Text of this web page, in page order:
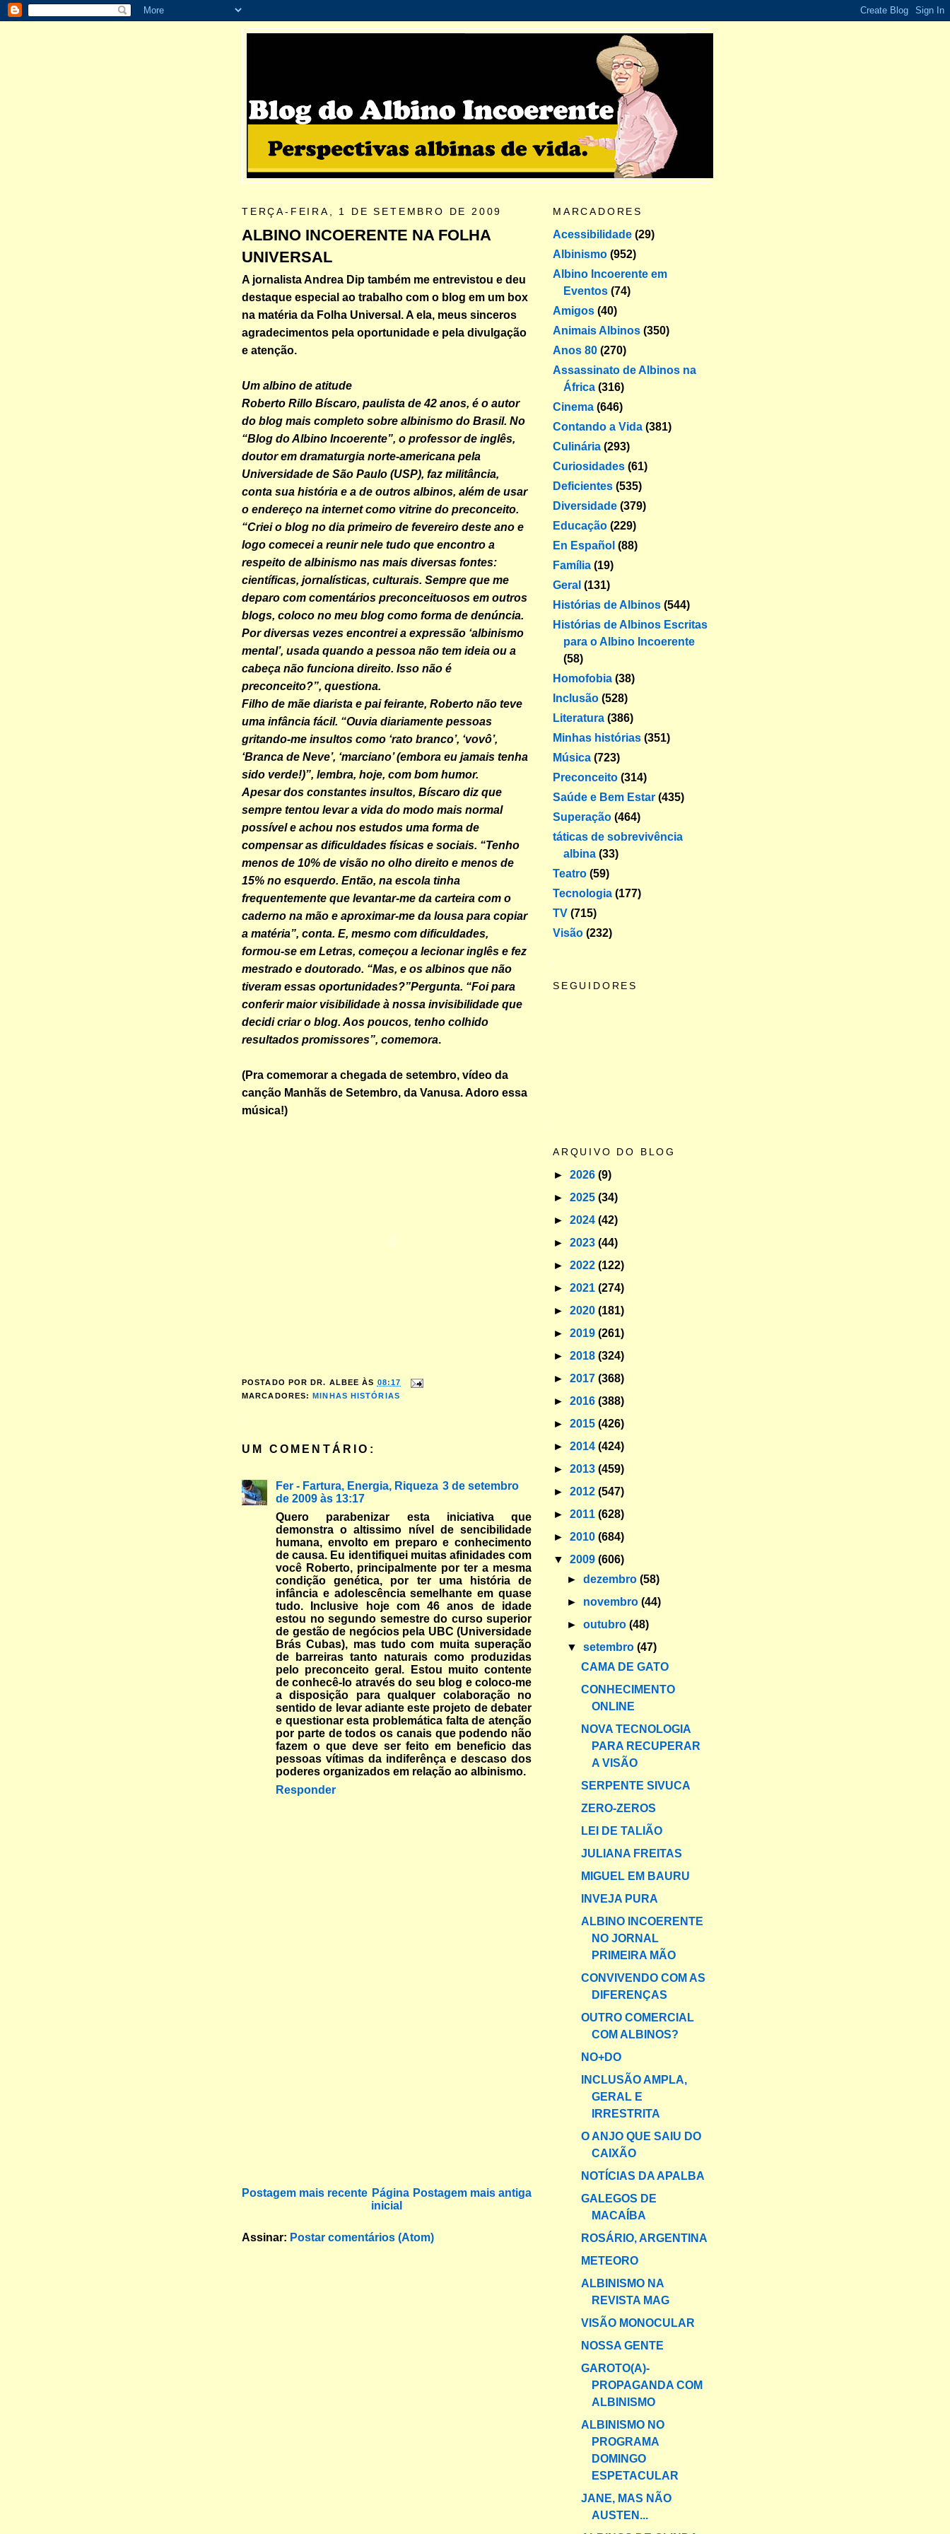
TERÇA-FEIRA, 1 DE SETEMBRO DE 2009
ALBINO INCOERENTE NA FOLHA
UNIVERSAL
A jornalista Andrea Dip também me entrevistou e deu
destaque especial ao trabalho com o blog em um box
na matéria da Folha Universal.A ela, meus sinceros
agradecimentos pela oportunidade e pela divulgação
e atenção.
Um albino de atitude
Roberto Rillo Bíscaro, paulista de 42 anos, é o autor
do blog mais completo sobre albinismo do Brasil. No
“Blog do Albino Incoerente”, o professor de inglês,
doutor em dramaturgia norte-americana pela
Universidade de São Paulo (USP), faz militância,
conta sua história e a de outros albinos, além de usar
o endereço na internet como vitrine do preconceito.
“Criei o blog no dia primeiro de fevereiro deste ano e
logo comecei a reunir nele tudo que encontro a
respeito de albinismo nas mais diversas fontes:
científicas, jornalísticas, culturais. Sempre que me
deparo com comentários preconceituosos em outros
blogs, coloco no meu blog como forma de denúncia.
Por diversas vezes encontrei a expressão ‘albinismo
mental’, usada quando a pessoa não tem ideia ou a
cabeça não funciona direito. Isso não é
preconceito?”, questiona.
Filho de mãe diarista e pai feirante, Roberto não teve
uma infância fácil. “Ouvia diariamente pessoas
gritando-me insultos como ‘rato branco’, ‘vovô’,
‘Branca de Neve’, ‘marciano’ (embora eu jamais tenha
sido verde!)”, lembra, hoje, com bom humor.
Apesar dos constantes insultos, Bíscaro diz que
sempre tentou levar a vida do modo mais normal
possível e achou nos estudos uma forma de
compensar as dificuldades físicas e sociais. “Tenho
menos de 10% de visão no olho direito e menos de
15% no esquerdo. Então, na escola tinha
frequentemente que levantar-me da carteira com o
caderno na mão e aproximar-me da lousa para copiar
a matéria”, conta. E, mesmo com dificuldades,
formou-se em Letras, começou a lecionar inglês e fez
mestrado e doutorado. “Mas, e os albinos que não
tiveram essas oportunidades?”Pergunta. “Foi para
conferir maior visibilidade à nossa invisibilidade que
decidi criar o blog. Aos poucos, tenho colhido
resultados promissores”, comemora.
(Pra comemorar a chegada de setembro, vídeo da
canção Manhãs de Setembro, da Vanusa. Adoro essa
música!)
POSTADO POR DR. ALBEE ÀS 08:17
MARCADORES:MINHAS HISTÓRIAS
UM COMENTÁRIO:
Fer - Fartura, Energia, Riqueza 3 de setembro
de 2009 às 13:17
Quero parabenizar esta iniciativa que
demonstra o altissimo nível de sencibilidade
humana, envolto em preparo e conhecimento
de causa. Eu identifiquei muitas afinidades com
você Roberto, principalmente por ter a mesma
condição genética, por ter uma história de
infância e adolescência semelhante em quase
tudo. Inclusive hoje com 46 anos de idade
estou no segundo semestre do curso superior
de gestão de negócios pela UBC (Universidade
Brás Cubas), mas tudo com muita superação
de barreiras tanto naturais como produzidas
pelo preconceito geral. Estou muito contente
de conhecê-lo através do seu blog e coloco-me
a disposição para qualquer colaboração no
sentido de levar adiante este projeto de debater
e questionar esta problemática falta de atenção
por parte de todos os canais que podendo não
fazem o que deve ser feito em beneficio das
pessoas vítimas da indiferênça e descaso dos
poderes organizados em relação ao albinismo.
Responder
Postagem mais recente Postagem mais antiga
Página
inicial
Assinar: Postar comentários (Atom)
MARCADORES
Acessibilidade (29)
Albinismo (952)
Albino Incoerente em
Eventos (74)
Amigos (40)
Animais Albinos (350)
Anos 80 (270)
Assassinato de Albinos na
África (316)
Cinema (646)
Contando a Vida (381)
Culinária (293)
Curiosidades (61)
Deficientes (535)
Diversidade (379)
Educação (229)
En Español (88)
Família (19)
Geral (131)
Histórias de Albinos (544)
Histórias de Albinos Escritas
para o Albino Incoerente
(58)
Homofobia (38)
Inclusão (528)
Literatura (386)
Minhas histórias (351)
Música (723)
Preconceito (314)
Saúde e Bem Estar (435)
Superação (464)
táticas de sobrevivência
albina (33)
Teatro (59)
Tecnologia (177)
TV (715)
Visão (232)
SEGUIDORES
ARQUIVO DO BLOG
► 2026 (9)
► 2025 (34)
► 2024 (42)
► 2023 (44)
► 2022 (122)
► 2021 (274)
► 2020 (181)
► 2019 (261)
► 2018 (324)
► 2017 (368)
► 2016 (388)
► 2015 (426)
► 2014 (424)
► 2013 (459)
► 2012 (547)
► 2011 (628)
► 2010 (684)
▼ 2009 (606)
►dezembro(58)
► novembro(44)
►outubro(48)
▼setembro(47)
CAMA DE GATO
CONHECIMENTO
ONLINE
NOVA TECNOLOGIA
PARA RECUPERAR
A VISÃO
SERPENTE SIVUCA
ZERO-ZEROS
LEI DE TALIÃO
JULIANA FREITAS
MIGUEL EM BAURU
INVEJA PURA
ALBINO INCOERENTE
NO JORNAL
PRIMEIRA MÃO
CONVIVENDO COM AS
DIFERENÇAS
OUTRO COMERCIAL
COM ALBINOS?
NO+DO
INCLUSÃO AMPLA,
GERAL E
IRRESTRITA
O ANJO QUE SAIU DO
CAIXÃO
NOTÍCIAS DA APALBA
GALEGOS DE
MACAÍBA
ROSÁRIO, ARGENTINA
METEORO
ALBINISMO NA
REVISTA MAG
VISÃO MONOCULAR
NOSSA GENTE
GAROTO(A)-
PROPAGANDA COM
ALBINISMO
ALBINISMO NO
PROGRAMA
DOMINGO
ESPETACULAR
JANE, MAS NÃO
AUSTEN...